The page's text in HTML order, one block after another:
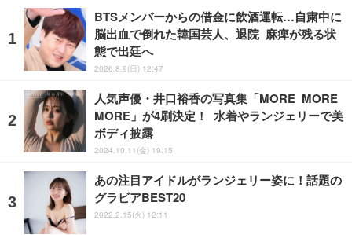
BTSメンバーからの借金に飲酒運転…自粛中に
脳出血で倒れた韓国芸人、退院 麻痺が残る状
態で出廷へ
2026.8.9(日) 12:47
人気声優・井口裕香の写真集「MORE MORE
MORE」が4刷決定！ 水着やランジェリーで美
ボディ披露
2024.10.11(金) 19:15
あの注目アイドルがランジェリー姿に！話題の
グラビアBEST20
2022.2.15(火) 12:11